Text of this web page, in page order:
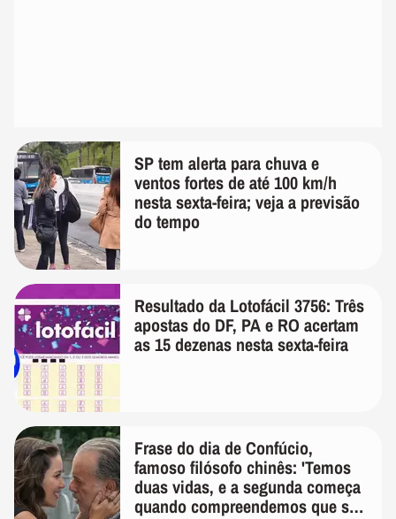
SP tem alerta para chuva e
ventos fortes de até 100 km/h
nesta sexta-feira; veja a previsão
do tempo
Resultado da Lotofácil 3756: Três
apostas do DF, PA e RO acertam
as 15 dezenas nesta sexta-feira
Frase do dia de Confúcio,
famoso filósofo chinês: 'Temos
duas vidas, e a segunda começa
quando compreendemos que só